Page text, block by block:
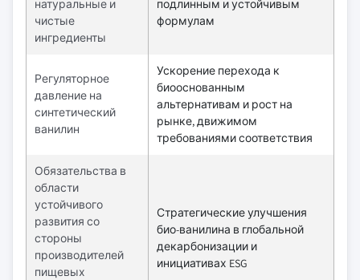
натуральные и
чистые
ингредиенты
подлинным и устойчивым
формулам
Регуляторное
давление на
синтетический
ванилин
Ускорение перехода к
биооснованным
альтернативам и рост на
рынке, движимом
требованиями соответствия
Обязательства в
области
устойчивого
развития со
стороны
производителей
пищевых
Стратегические улучшения
био-ванилина в глобальной
декарбонизации и
инициативах ESG